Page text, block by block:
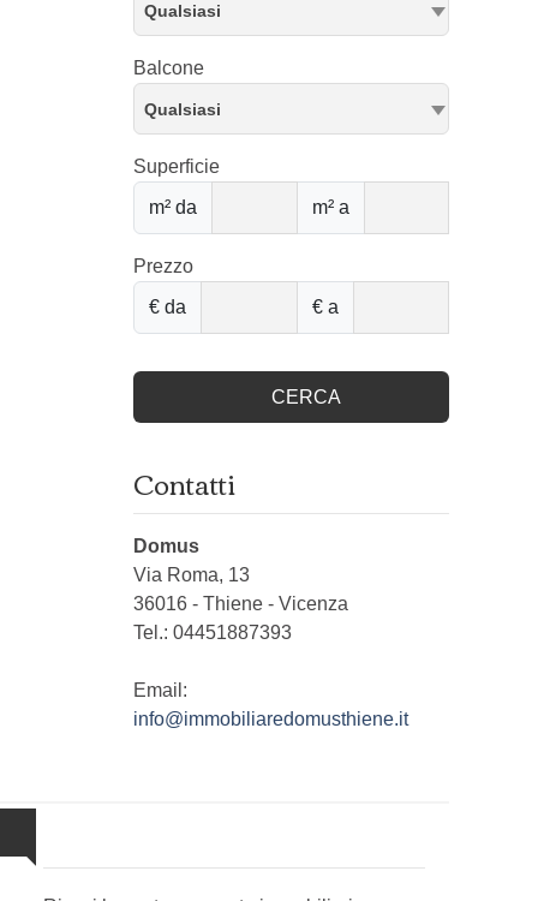
Qualsiasi
Balcone
Qualsiasi
Superficie
m² da
m² a
Prezzo
€ da
€ a
CERCA
Contatti
Domus
Via Roma, 13
36016 - Thiene - Vicenza
Tel.: 04451887393
Email:
info@immobiliaredomusthiene.it